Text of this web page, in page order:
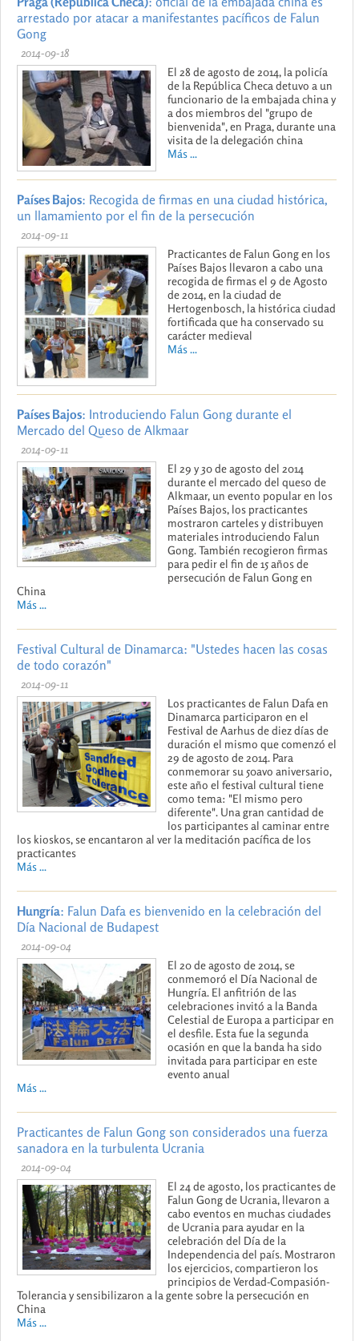
arrestado por atacar a manifestantes pacíficos de Falun
Gong
2014-09-18
El 28 de agosto de 2014, la policía
de la República Checa detuvo a un
funcionario de la embajada china y
a dos miembros del "grupo de
bienvenida", en Praga, durante una
visita de la delegación china
Más ...
Países Bajos: Recogida de firmas en una ciudad histórica,
un llamamiento por el fin de la persecución
2014-09-11
Practicantes de Falun Gong en los
Países Bajos llevaron a cabo una
recogida de firmas el 9 de Agosto
de 2014, en la ciudad de
Hertogenbosch, la histórica ciudad
fortificada que ha conservado su
carácter medieval
Más ...
Países Bajos: Introduciendo Falun Gong durante el
Mercado del Queso de Alkmaar
2014-09-11
El 29 y 30 de agosto del 2014
durante el mercado del queso de
Alkmaar, un evento popular en los
Países Bajos, los practicantes
mostraron carteles y distribuyen
materiales introduciendo Falun
Gong. También recogieron firmas
para pedir el fin de 15 años de
persecución de Falun Gong en
China
Más ...
Festival Cultural de Dinamarca: "Ustedes hacen las cosas
de todo corazón"
2014-09-11
Los practicantes de Falun Dafa en
Dinamarca participaron en el
Festival de Aarhus de diez días de
duración el mismo que comenzó el
29 de agosto de 2014. Para
conmemorar su 50avo aniversario,
este año el festival cultural tiene
como tema: "El mismo pero
diferente". Una gran cantidad de
los participantes al caminar entre
los kioskos, se encantaron al ver la meditación pacífica de los
practicantes
Más ...
Hungría: Falun Dafa es bienvenido en la celebración del
Día Nacional de Budapest
2014-09-04
El 20 de agosto de 2014, se
conmemoró el Día Nacional de
Hungría. El anfitrión de las
celebraciones invitó a la Banda
Celestial de Europa a participar en
el desfile. Esta fue la segunda
ocasión en que la banda ha sido
invitada para participar en este
evento anual
Más ...
Practicantes de Falun Gong son considerados una fuerza
sanadora en la turbulenta Ucrania
2014-09-04
El 24 de agosto, los practicantes de
Falun Gong de Ucrania, llevaron a
cabo eventos en muchas ciudades
de Ucrania para ayudar en la
celebración del Día de la
Independencia del país. Mostraron
los ejercicios, compartieron los
principios de Verdad-Compasión-
Tolerancia y sensibilizaron a la gente sobre la persecución en
China
Más ...